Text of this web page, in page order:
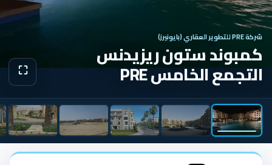
شركة PRE للتطوير العقاري (بايونيرز)
كمبوند ستون ريزيدنس
التجمع الخامس PRE ⛶عرض